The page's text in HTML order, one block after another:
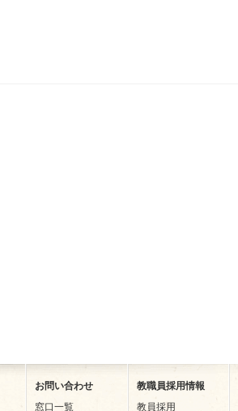
お問い合わせ
窓口一覧
教職員採用情報
教員採用